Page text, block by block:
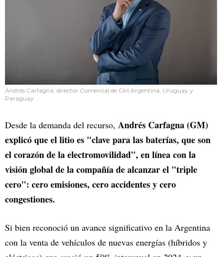
Andrés Carfagna, director Comercial de GM Argentina, Uruguay y
Paraguay
Desde la demanda del recurso, Andrés Carfagna (GM)
explicó que el litio es "clave para las baterías, que son
el corazón de la electromovilidad", en línea con la
visión global de la compañía de alcanzar el "triple
cero": cero emisiones, cero accidentes y cero
congestiones.
Si bien reconoció un avance significativo en la Argentina
con la venta de vehículos de nuevas energías (híbridos y